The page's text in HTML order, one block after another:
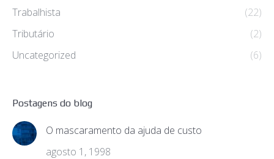
Trabalhista
(22)
Tributário
(2)
Uncategorized
(6)
Postagens do blog
O mascaramento da ajuda de custo
agosto 1, 1998